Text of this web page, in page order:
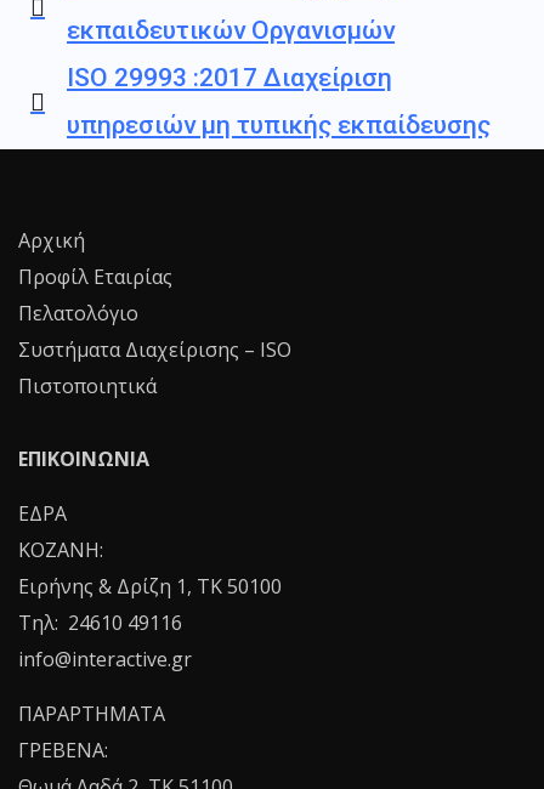
εκπαιδευτικών Οργανισμών
ISO 29993 :2017 Διαχείριση
υπηρεσιών μη τυπικής εκπαίδευσης
Αρχική
Προφίλ Εταιρίας
Πελατολόγιο
Συστήματα Διαχείρισης – ISO
Πιστοποιητικά
ΕΠΙΚΟΙΝΩΝΙΑ
ΕΔΡΑ
ΚΟΖΑΝΗ:
Ειρήνης & Δρίζη 1, ΤΚ 50100
Τηλ: 24610 49116
info@interactive.gr
ΠΑΡΑΡΤΗΜΑΤΑ
ΓΡΕΒΕΝΑ: